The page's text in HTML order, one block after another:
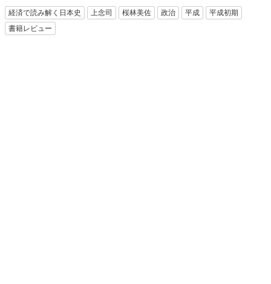
経済で読み解く日本史 上念司 桜林美佐 政治 平成
平成初期
書籍レビュー